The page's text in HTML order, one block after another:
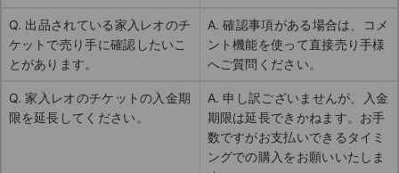
Q. 出品されている家入レオのチ
ケットで売り手に確認したいこ
とがあります。
A. 確認事項がある場合は、コメ
ント機能を使って直接売り手様
へご質問ください。
Q. 家入レオのチケットの入金期
限を延長してください。
A. 申し訳ございませんが、入金
期限は延長できかねます。お手
数ですがお支払いできるタイミ
ングでの購入をお願いいたしま